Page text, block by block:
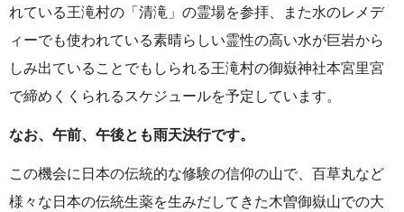
れている王滝村の「清滝」の霊場を参拝、また水のレメデ
ィーでも使われている素晴らしい霊性の高い水が巨岩から
しみ出ていることでもしられる王滝村の御嶽神社本宮里宮
で締めくくられるスケジュールを予定しています。
なお、午前、午後とも雨天決行です。
この機会に日本の伝統的な修験の信仰の山で、百草丸など
様々な日本の伝統生薬を生みだしてきた木曽御嶽山での大